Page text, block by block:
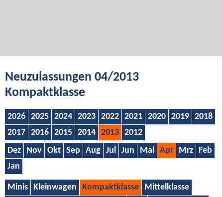
Neuzulassungen 04/2013
Kompaktklasse
2026 2025 2024 2023 2022 2021 2020 2019
2018
2017
2016 2015 2014 2013 2012
Dez Nov Okt Sep Aug Jul Jun Mai Apr Mrz
Feb
Jan
Minis Kleinwagen Kompaktklasse
Mittelklasse